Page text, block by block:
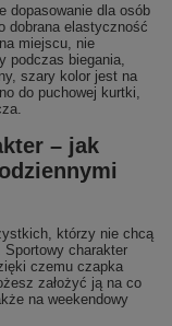
dopasowanie dla osób
dobrana elastyczność
miejscu, nie
podczas biegania,
szary kolor jest na
do puchowej kurtki,
– jak
którzy nie chcą
charakter
czemu czapka
założyć ją na co
na weekendowy